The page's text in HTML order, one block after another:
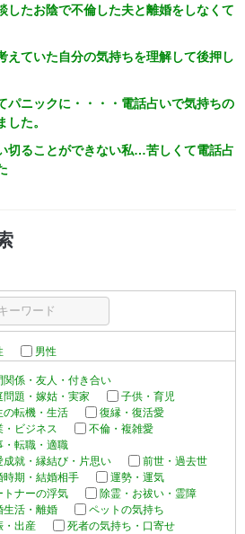
したお陰で不倫した夫と離婚をしなくて
えていた自分の気持ちを理解して後押し
パニックに・・・・電話占いで気持ちの
た。
切ることができない私…苦しくて電話占
男性
関係・友人・付き合い
問題・嫁姑・実家
子供・育児
の転機・生活
復縁・復活愛
・ビジネス
不倫・複雑愛
・転職・適職
成就・縁結び・片思い
前世・過去世
時期・結婚相手
運勢・運気
トナーの浮気
除霊・お祓い・霊障
生活・離婚
ペットの気持ち
・出産
死者の気持ち・口寄せ